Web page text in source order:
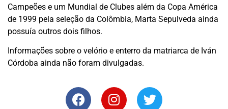
Campeões e um Mundial de Clubes além da Copa América
de 1999 pela seleção da Colômbia, Marta Sepulveda ainda
possuía outros dois filhos.
Informações sobre o velório e enterro da matriarca de Iván
Córdoba ainda não foram divulgadas.